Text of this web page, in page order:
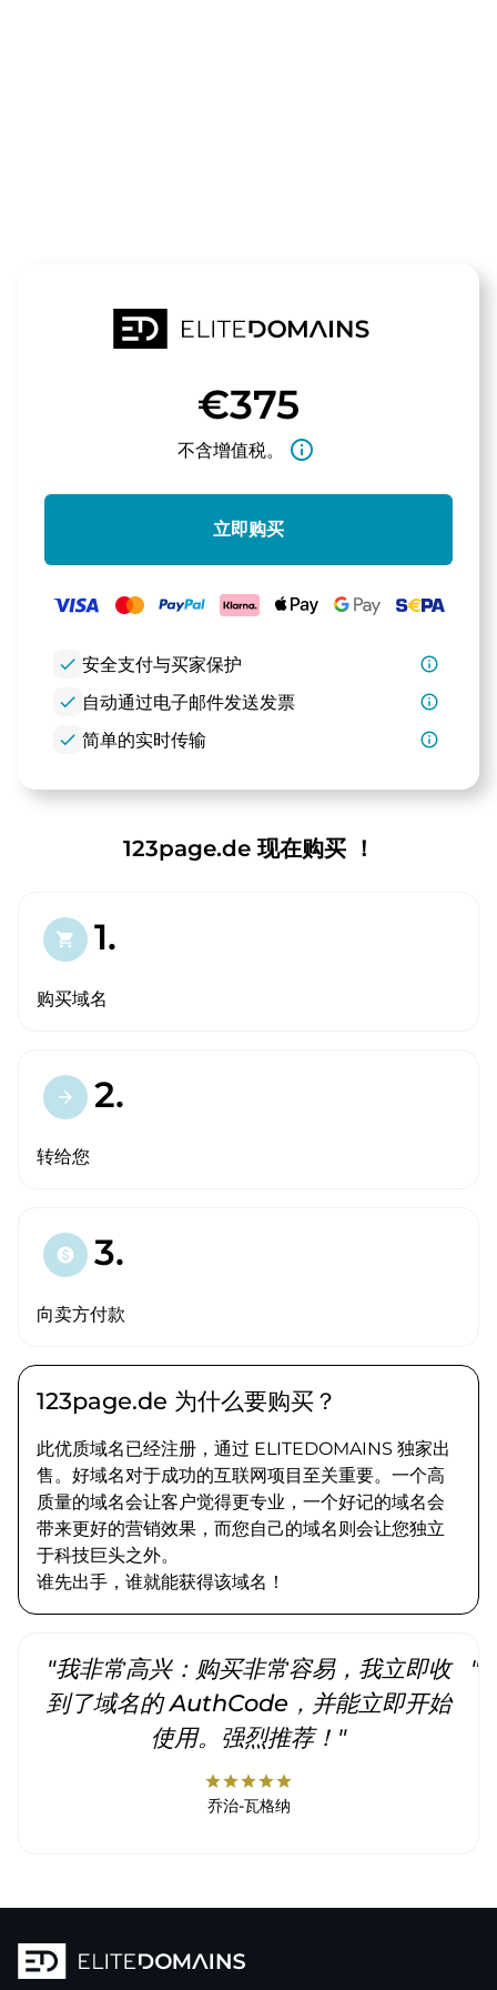
€375
不含增值税。 info_outline
立即购买
check 安全支付与买家保护
info_outline
check 自动通过电子邮件发送发票
info_outline
check 简单的实时传输 info_outline
123page.de 现在购买 ！
shopping_cart 1.
购买域名
arrow_forward 2.
转给您
paid 3.
向卖方付款
123page.de 为什么要购买？
此优质域名已经注册，通过 ELITEDOMAINS 独家出
售。好域名对于成功的互联网项目至关重要。一个高
质量的域名会让客户觉得更专业，一个好记的域名会
带来更好的营销效果，而您自己的域名则会让您独立
于科技巨头之外。
谁先出手，谁就能获得该域名！
"我非常高兴：购买非常容易，我立即收
到了域名的 AuthCode，并能立即开始
使用。强烈推荐！"
starstarstarstarstar
乔治-瓦格纳
"